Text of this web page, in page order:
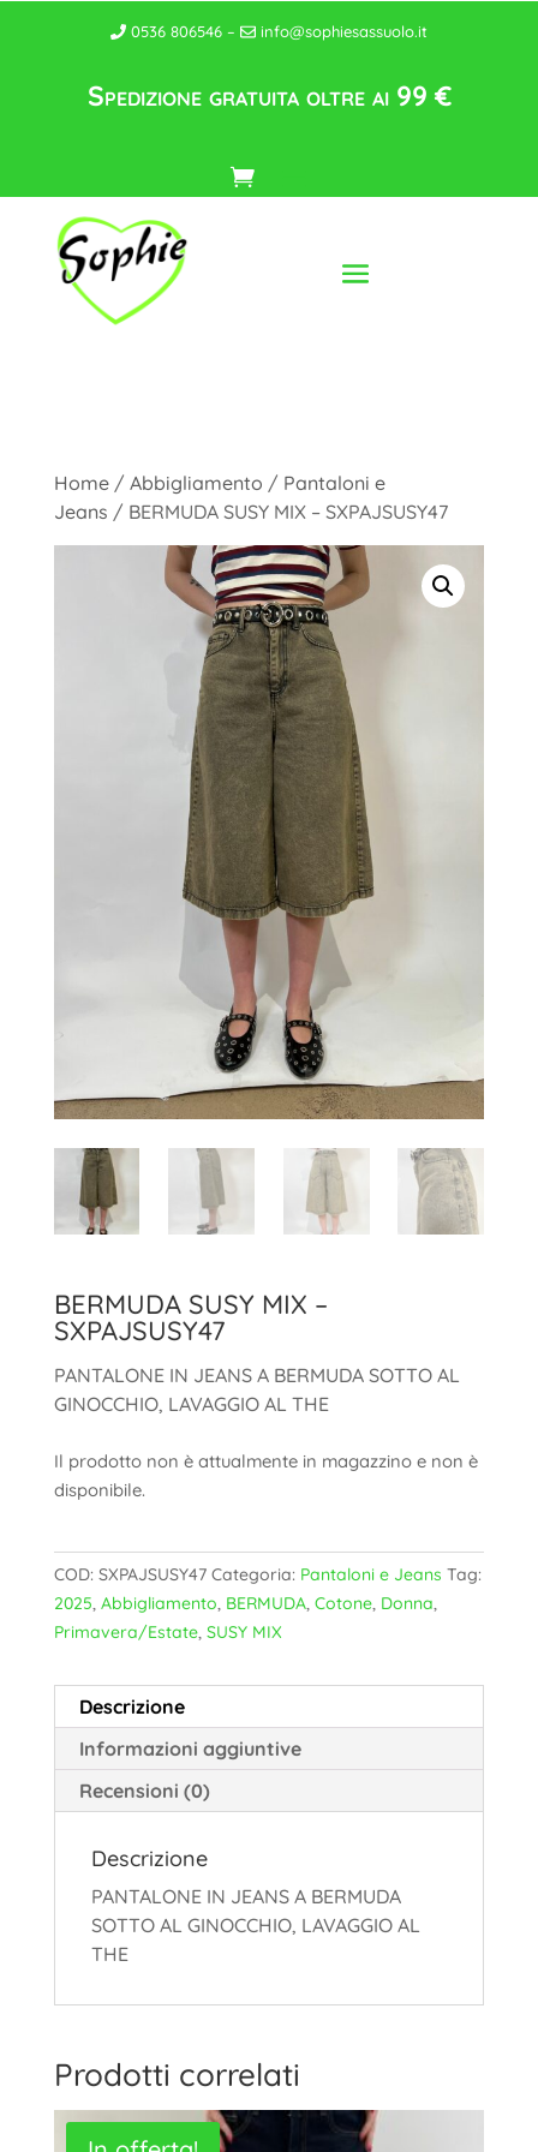
0536 806546 – info@sophiesassuolo.it
Spedizione gratuita oltre ai 99 €
Home/ Abbigliamento / Pantaloni e
Jeans / BERMUDA SUSY MIX – SXPAJSUSY47
BERMUDA SUSY MIX –
SXPAJSUSY47
PANTALONE IN JEANS A BERMUDA SOTTO AL
GINOCCHIO, LAVAGGIO AL THE
Il prodotto non è attualmente in magazzino e non è
disponibile.
COD: SXPAJSUSY47 Categoria: Pantaloni e Jeans Tag:
2025, Abbigliamento, BERMUDA, Cotone, Donna,
Primavera/Estate, SUSY MIX
Descrizione
Informazioni aggiuntive
Recensioni (0)
Descrizione
PANTALONE IN JEANS A BERMUDA
SOTTO AL GINOCCHIO, LAVAGGIO AL
THE
Prodotti correlati